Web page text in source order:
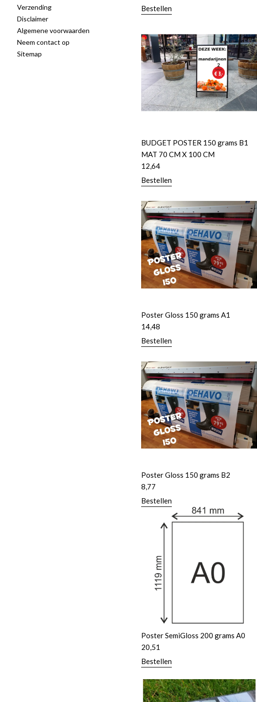
Verzending
Disclaimer
Algemene voorwaarden
Neem contact op
Sitemap
Bestellen
BUDGET POSTER 150 grams B1
MAT 70 CM X 100 CM
12,64
Bestellen
Poster Gloss 150 grams A1
14,48
Bestellen
Poster Gloss 150 grams B2
8,77
Bestellen
Poster SemiGloss 200 grams A0
20,51
Bestellen